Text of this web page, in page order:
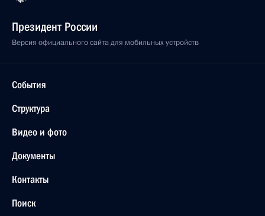
Президент России
Версия официального сайта для мобильных устройств
События
Структура
Видео и фото
Документы
Контакты
Поиск